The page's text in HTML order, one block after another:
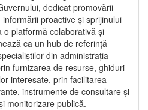
dedicat promovării
proactive și sprijinului
o platformă colaborativă și
ca un hub de referință
din administrația
furnizarea de resurse, ghiduri
interesate, prin facilitarea
instrumente de consultare și
monitorizare publică.